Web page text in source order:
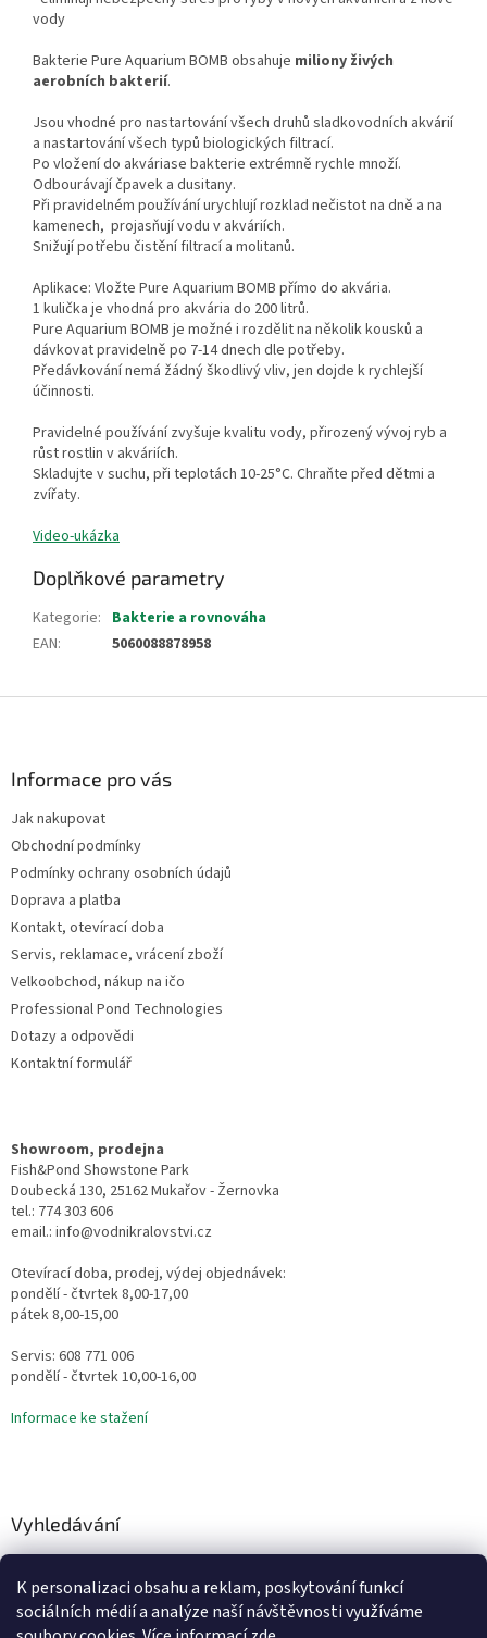
K personalizaci obsahu a reklam, poskytování funkcí
sociálních médií a analýze naší návštěvnosti využíváme
vody
Bakterie Pure Aquarium BOMB obsahuje miliony živých
aerobních bakterií.
Jsou vhodné pro nastartování všech druhů sladkovodních akvárií
a nastartování všech typů biologických filtrací.
Po vložení do akváriase bakterie extrémně rychle množí.
Odbourávají čpavek a dusitany.
Při pravidelném používání urychlují rozklad nečistot na dně a na
kamenech, projasňují vodu v akváriích.
Snižují potřebu čistění filtrací a molitanů.
Aplikace: Vložte Pure Aquarium BOMB přímo do akvária.
1 kulička je vhodná pro akvária do 200 litrů.
Pure Aquarium BOMB je možné i rozdělit na několik kousků a
dávkovat pravidelně po 7-14 dnech dle potřeby.
Předávkování nemá žádný škodlivý vliv, jen dojde k rychlejší
účinnosti.
Pravidelné používání zvyšuje kvalitu vody, přirozený vývoj ryb a
růst rostlin v akváriích.
Skladujte v suchu, při teplotách 10-25°C. Chraňte před dětmi a
zvířaty.
Video-ukázka
Doplňkové parametry
Kategorie: Bakterie a rovnováha
EAN: 5060088878958
Informace pro vás
Jak nakupovat
Obchodní podmínky
Podmínky ochrany osobních údajů
Doprava a platba
Kontakt, otevírací doba
Servis, reklamace, vrácení zboží
Velkoobchod, nákup na ičo
Professional Pond Technologies
Dotazy a odpovědi
Kontaktní formulář
Showroom, prodejna
Fish&Pond Showstone Park
Doubecká 130, 25162 Mukařov - Žernovka
tel.: 774 303 606
email.: info@vodnikralovstvi.cz
Otevírací doba, prodej, výdej objednávek:
pondělí - čtvrtek 8,00-17,00
pátek 8,00-15,00
Servis: 608 771 006
pondělí - čtvrtek 10,00-16,00
Informace ke stažení
Vyhledávání
HLEDAT